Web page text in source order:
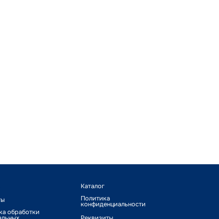
обработки
Каталог
Политика
конфиденциальности